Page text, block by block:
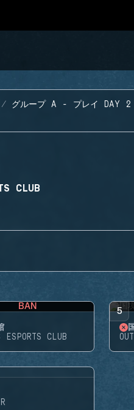
グループ A - プレイ DAY 2
CLUB
BAN
ESPORTS CLUB
5